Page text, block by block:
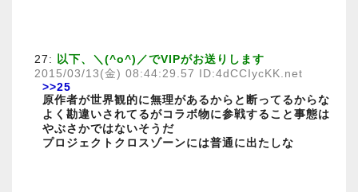
27: 以下、＼(^o^)／でVIPがお送りします
2015/03/13(金) 08:44:29.57 ID:4dCCIycKK.net
>>25
原作者が世界観的に無理があるからと断ってるからな
よく勘違いされてるがコラボ物に参戦すること事態は
やぶさかではないそうだ
プロジェクトクロスゾーンには普通に出たしな